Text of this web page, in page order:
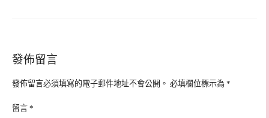
發佈留言
發佈留言必須填寫的電子郵件地址不會公開。 必填欄位標示為 *
留言 *